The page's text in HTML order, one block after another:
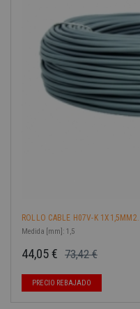
ROLLO CABLE H07V-K 1X1,5MM2...
Medida [mm]: 1,5
73,42 €
44,05 €
PRECIO REBAJADO